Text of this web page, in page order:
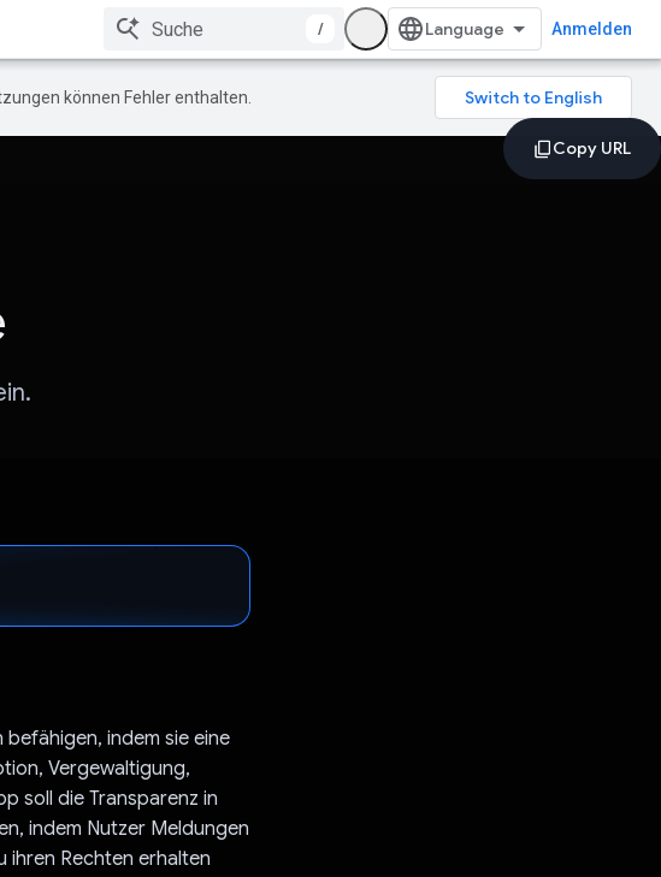
/ Anmelden
können Fehler enthalten.
indem sie eine
Vergewaltigung,
soll die Transparenz in
indem Nutzer Meldungen
ihren Rechten erhalten